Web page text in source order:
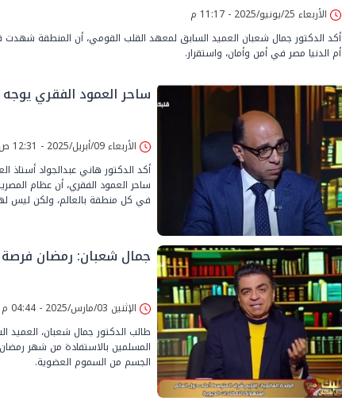
الأربعاء 25/يونيو/2025 - 11:17 م
أكد الدكتور جمال شعبان العميد السابق لمعهد القلب القومي، أن المنطقة شهدت
أم الدنيا مصر في أمن وأمان، واستقرار.
ساحر العمود الفقري
الأربعاء 09/أبريل/2025 - 12:31 ص
أكد الدكتور هاني عبدالجواد أستاذ
ساحر العمود الفقري، أن عظام
في كل منطقة بالعالم، ولكن ليس
جمال شعبان: رمضان فرصة
الإثنين 03/مارس/2025 - 04:44 م
طالب الدكتور جمال شعبان،
المسلمين بالاستفادة من شهر رمضان
الجسم من السموم العضوية.